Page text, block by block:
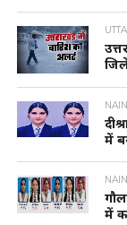
में
में